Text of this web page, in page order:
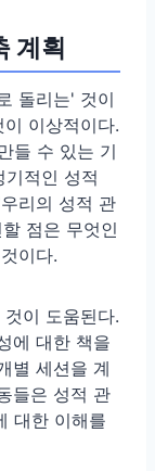
계획
돌리는' 것이
이 이상적이다.
들 수 있는 기
적인 성적
리의 성적 관
점은 무엇인
이다.
것이 도움된다.
에 대한 책을
별 세션을 계
들은 성적 관
대한 이해를